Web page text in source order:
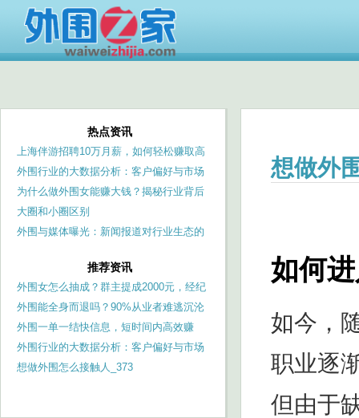
想做外
如何
如今，
职业逐
但由于
热点资讯
上海伴游招聘10万月薪，如何轻松赚取高
收入？_367
外围行业的大数据分析：客户偏好与市场
需求预测
为什么做外围女能赚大钱？揭秘行业背后
的利润
大圈和小圈区别
外围与媒体曝光：新闻报道对行业生态的
推荐资讯
外围女怎么抽成？群主提成2000元，经纪
人分成50%
外围能全身而退吗？90%从业者难逃沉沦
与破产_134
外围一单一结快信息，短时间内高效赚
钱！
外围行业的大数据分析：客户偏好与市场
需求预测
想做外围怎么接触人_373